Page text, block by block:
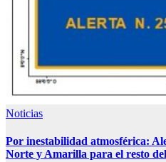
Noticias
Por inestabilidad atmosférica:
Norte y Amarilla para el resto